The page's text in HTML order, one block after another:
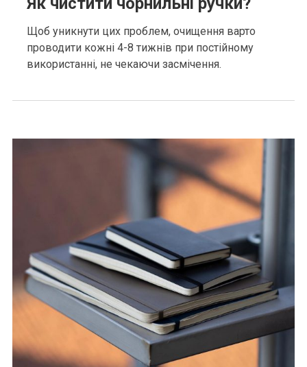
Щоб уникнути цих проблем, очищення варто
проводити кожні 4-8 тижнів при постійному
використанні, не чекаючи засмічення.